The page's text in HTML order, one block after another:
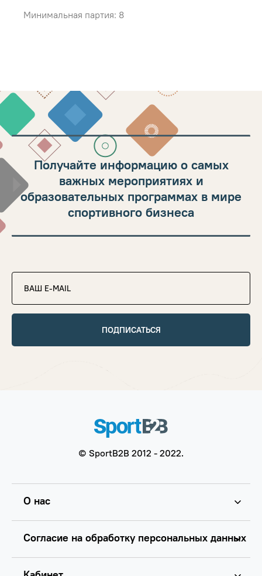
Минимальная партия: 8
Получайте информацию о самых
важных мероприятиях и
образовательных программах в мире
спортивного бизнеса
ПОДПИСАТЬСЯ
© SportB2B 2012 - 2022.
О нас
Согласие на обработку персональных данных